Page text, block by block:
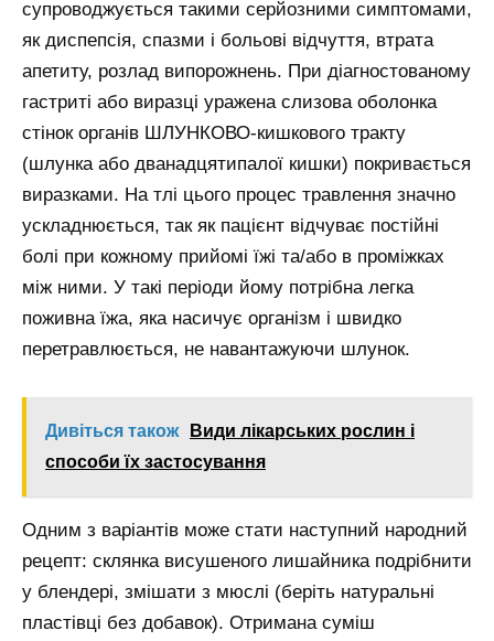
супроводжується такими серйозними симптомами,
як диспепсія, спазми і больові відчуття, втрата
апетиту, розлад випорожнень. При діагностованому
гастриті або виразці уражена слизова оболонка
стінок органів ШЛУНКОВО-кишкового тракту
(шлунка або дванадцятипалої кишки) покривається
виразками. На тлі цього процес травлення значно
ускладнюється, так як пацієнт відчуває постійні
болі при кожному прийомі їжі та/або в проміжках
між ними. У такі періоди йому потрібна легка
поживна їжа, яка насичує організм і швидко
перетравлюється, не навантажуючи шлунок.
Дивіться також
Види лікарських рослин і
способи їх застосування
Одним з варіантів може стати наступний народний
рецепт: склянка висушеного лишайника подрібнити
у блендері, змішати з мюслі (беріть натуральні
пластівці без добавок). Отримана суміш